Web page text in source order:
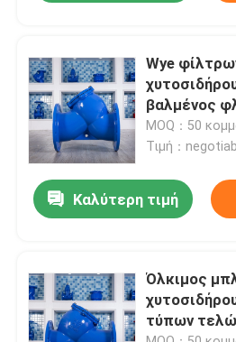
Ελαστική βαλβίδα πυλών
Ελαστική βαλβίδα πυλών
όλκιή βαλβίδα πυλών
Όλκιμος διηθητήρας
Φίλτρο χυτοσιδήρου Υ
Wye
βαλμένος
διηθητήρας
MOQ：50
Τιμή：
Καλύτερη τιμή
Όλκιμος
τύπων